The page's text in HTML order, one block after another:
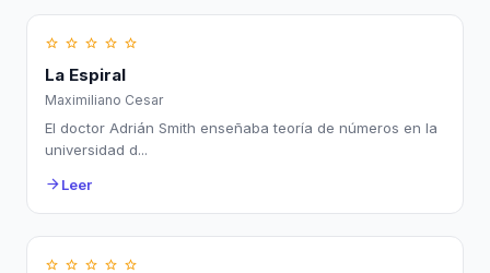
star_border star_border star_border star_border star_border
La Espiral
Maximiliano Cesar
El doctor Adrián Smith enseñaba teoría de números en la
universidad d...
arrow_forward Leer
star_border star_border star_border star_border star_border